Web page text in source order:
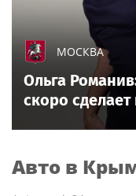
МОСКВА
Ольга
скоро
Авто в